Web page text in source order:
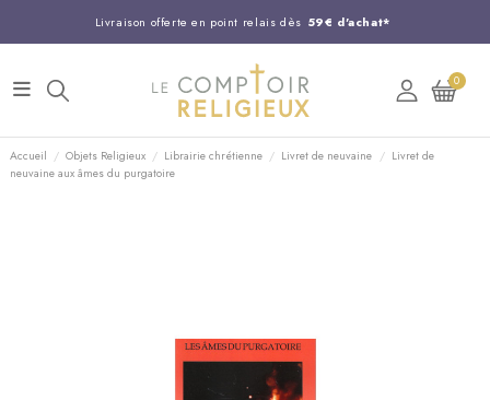
Livraison offerte en point relais dès 59€ d'achat*
Entreprise Française familiale
Support client disponible au 03 20 24 74 15
Commandez avant 14H, expédition le jour même !
0
Accueil Objets Religieux Librairie chrétienne Livret de neuvaine
Livret de
neuvaine aux âmes du purgatoire